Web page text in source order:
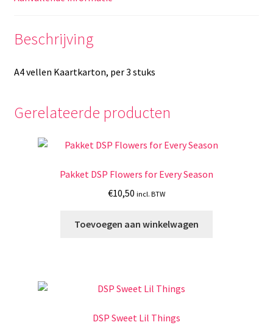
Beschrijving
A4 vellen Kaartkarton, per 3 stuks
Gerelateerde producten
Pakket DSP Flowers for Every Season
€10,50 incl. BTW
Toevoegen aan winkelwagen
DSP Sweet Lil Things